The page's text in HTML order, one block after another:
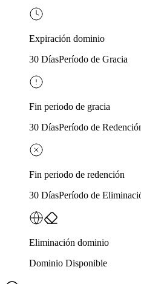
Expiración dominio
30 DíasPeríodo de Gracia
Fin periodo de gracia
30 DíasPeríodo de
Fin periodo de redención
30 DíasPeríodo de
Eliminación dominio
Dominio Disponible